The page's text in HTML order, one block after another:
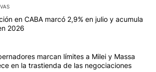
los artículos con más comentarios en los
con el título "La inflación en CABA
en CABA marcó 2,9% en julio y acumula
2026
con el título "Los gobernadores
marcan límites a Milei y Massa
en la trastienda de las negociaciones